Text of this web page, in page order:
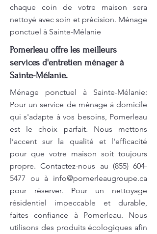
chaque coin de votre maison sera
nettoyé avec soin et précision. Ménage
ponctuel à Sainte-Mélanie
Pomerleau offre les meilleurs
services d'entretien ménager à
Sainte-Mélanie.
Ménage ponctuel à Sainte-Mélanie:
Pour un service de ménage à domicile
qui s'adapte à vos besoins, Pomerleau
est le choix parfait. Nous mettons
l’accent sur la qualité et l'efficacité
pour que votre maison soit toujours
propre. Contactez-nous au (855) 604-
5477 ou à info@pomerleaugroupe.ca
pour réserver. Pour un nettoyage
résidentiel impeccable et durable,
faites confiance à Pomerleau. Nous
utilisons des produits écologiques afin